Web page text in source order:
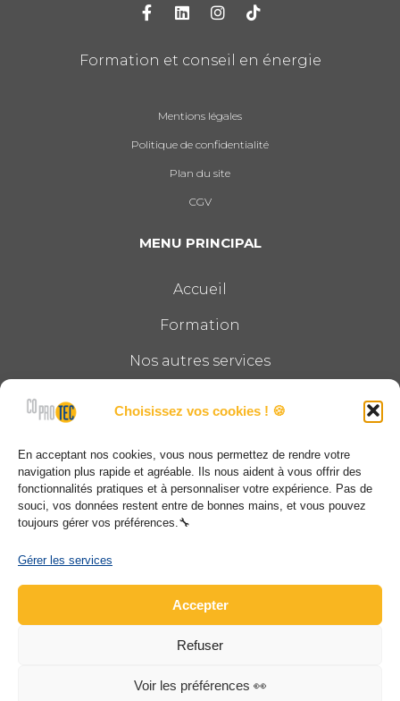
Choisissez vos cookies ! 🍪
En acceptant nos cookies, vous nous permettez de rendre votre
navigation plus rapide et agréable. Ils nous aident à vous offrir des
fonctionnalités pratiques et à personnaliser votre expérience. Pas de
souci, vos données restent entre de bonnes mains, et vous pouvez
toujours gérer vos préférences.🔧
Gérer les services
Accepter
Refuser
Voir les préférences 👀
Formation et conseil en énergie
Mentions légales
Politique de confidentialité
Plan du site
CGV
MENU PRINCIPAL
Accueil
Formation
Nos autres services
Contact
COPROTEC
03 69 28 89 00
contact@coprotec.net
www.coprotec.net